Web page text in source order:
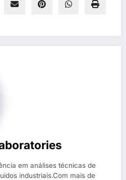
em análises técnicas de
industriais.Com mais de